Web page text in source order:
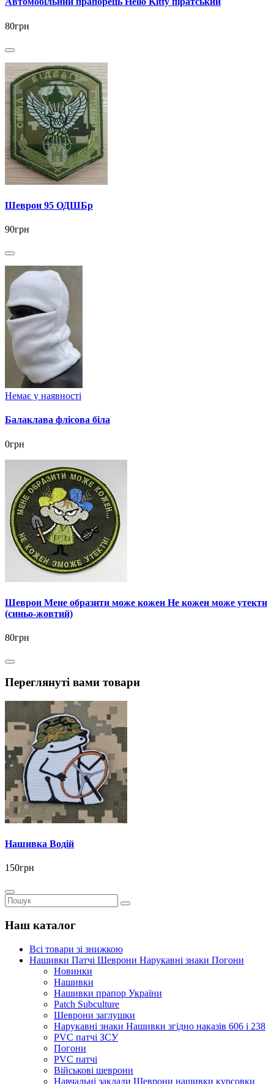
80грн
Шеврон 95 ОДШБр
90грн
Немає у наявності
Балаклава флісова біла
0грн
Шеврон Мене образити може кожен Не кожен може утекти
(синьо-жовтий)
80грн
Переглянуті вами товари
Нашивка Водій
150грн
Наш каталог
Всі товари зі знижкою
Нашивки Патчі Шеврони Нарукавні знаки Погони
Новинки
Нашивки
Нашивки прапор України
Рatch Subculture
Шеврони заглушки
Нарукавні знаки Нашивки згідно наказів 606 і 238
PVC патчі ЗСУ
Погони
PVC патчі
Військові шеврони
Навчальні заклади Шеврони нашивки курсовки